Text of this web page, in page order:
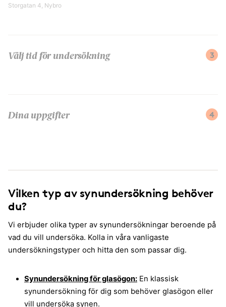
Storgatan 4, Nybro
3
Välj tid för undersökning
4
Dina uppgifter
Vilken typ av synundersökning behöver
du?
Vi erbjuder olika typer av synundersökningar beroende på
vad du vill undersöka. Kolla in våra vanligaste
undersökningstyper och hitta den som passar dig.
Synundersökning för glasögon: En klassisk
synundersökning för dig som behöver glasögon eller
vill undersöka synen.